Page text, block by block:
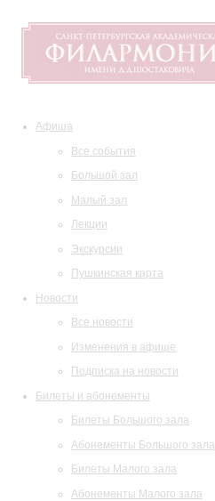
Афиша
Все события
Большой зал
Малый зал
Лекции
Экскурсии
Пушкинская карта
Новости
Все новости
Изменения в афише
Подписка на новости
Билеты и абонементы
Билеты Большого зала
Абонементы Большого зала
Билеты Малого зала
Абонементы Малого зала